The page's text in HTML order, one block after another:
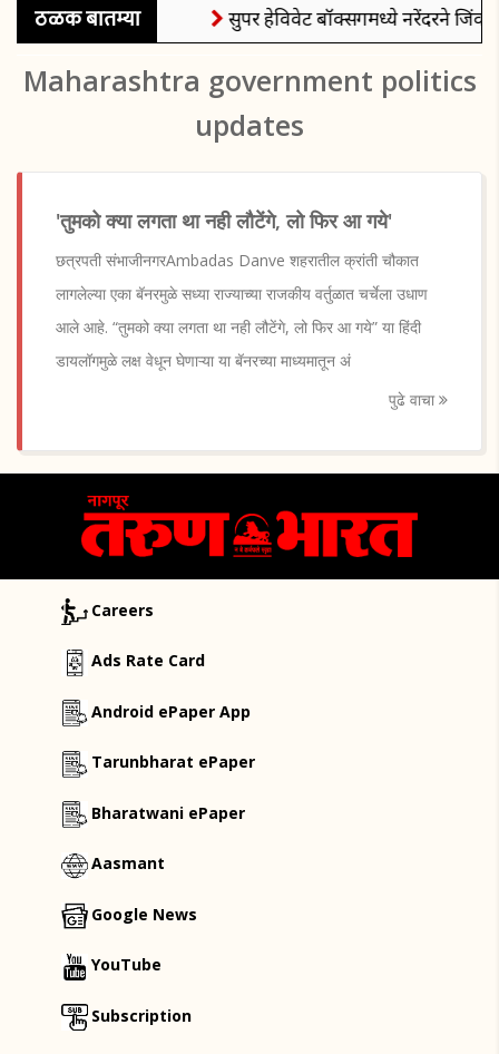
ठळक बातम्या सुपर हेविवेट बॉक्सिंगमध्ये नरेंदरने जिंकले
Maharashtra government politics
updates
'तुमको क्या लगता था नही लौटेंगे, लो फिर आ गये'
छत्रपती संभाजीनगरAmbadas Danve शहरातील क्रांती चौकात
लागलेल्या एका बॅनरमुळे सध्या राज्याच्या राजकीय वर्तुळात चर्चेला उधाण
आले आहे. “तुमको क्या लगता था नही लौटेंगे, लो फिर आ गये” या हिंदी
डायलॉगमुळे लक्ष वेधून घेणाऱ्या या बॅनरच्या माध्यमातून अं
पुढे वाचा
Careers
Ads Rate Card
Android ePaper App
Tarunbharat ePaper
Bharatwani ePaper
Aasmant
Google News
YouTube
Subscription